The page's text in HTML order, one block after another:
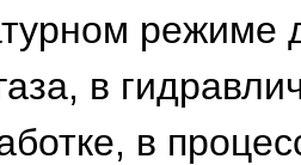
режиме
в
в